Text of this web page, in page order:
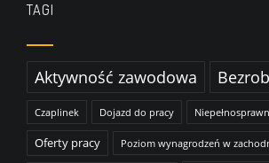
TAGI
Aktywność zawodowa
Czaplinek Dojazd do pracy
Oferty pracy Poziom wynagrodzeń w